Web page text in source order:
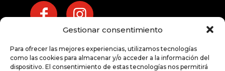
Gestionar consentimiento
Para ofrecer las mejores experiencias, utilizamos tecnologías
como las cookies para almacenar y/o acceder a la información del
dispositivo. El consentimiento de estas tecnologías nos permitirá
Atención inmediata
exprés